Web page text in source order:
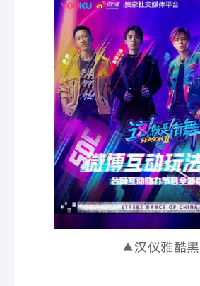
▲汉仪雅酷黑